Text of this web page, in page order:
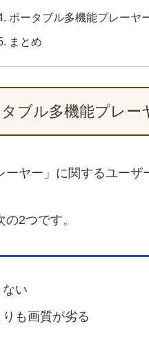
ポータブル多機能プレーヤ
まとめ
ブル多機能プレー
ーヤー」に関するユー
2つです。
い
も画質が劣る